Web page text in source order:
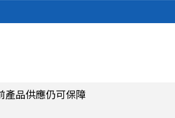
產品供應仍可保障